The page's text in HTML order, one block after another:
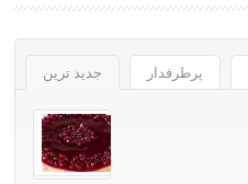
جدید ترین پرطرفدار